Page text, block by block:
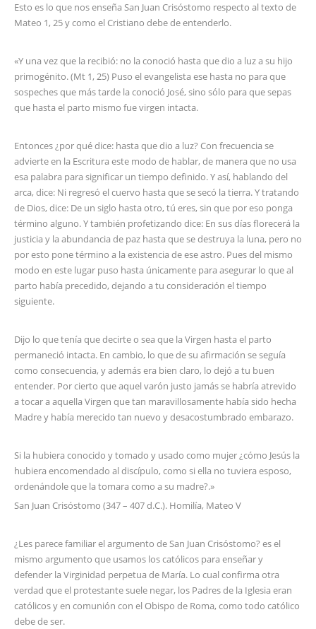
Esto es lo que nos enseña San Juan Crisóstomo respecto al texto de
Mateo 1, 25 y como el Cristiano debe de entenderlo.
«Y una vez que la recibió: no la conoció hasta que dio a luz a su hijo
primogénito. (Mt 1, 25) Puso el evangelista ese hasta no para que
sospeches que más tarde la conoció José, sino sólo para que sepas
que hasta el parto mismo fue virgen intacta.
Entonces ¿por qué dice: hasta que dio a luz? Con frecuencia se
advierte en la Escritura este modo de hablar, de manera que no usa
esa palabra para significar un tiempo definido. Y así, hablando del
arca, dice: Ni regresó el cuervo hasta que se secó la tierra. Y tratando
de Dios, dice: De un siglo hasta otro, tú eres, sin que por eso ponga
término alguno. Y también profetizando dice: En sus días florecerá la
justicia y la abundancia de paz hasta que se destruya la luna, pero no
por esto pone término a la existencia de ese astro. Pues del mismo
modo en este lugar puso hasta únicamente para asegurar lo que al
parto había precedido, dejando a tu consideración el tiempo
siguiente.
Dijo lo que tenía que decirte o sea que la Virgen hasta el parto
permaneció intacta. En cambio, lo que de su afirmación se seguía
como consecuencia, y además era bien claro, lo dejó a tu buen
entender. Por cierto que aquel varón justo jamás se habría atrevido
a tocar a aquella Virgen que tan maravillosamente había sido hecha
Madre y había merecido tan nuevo y desacostumbrado embarazo.
Si la hubiera conocido y tomado y usado como mujer ¿cómo Jesús la
hubiera encomendado al discípulo, como si ella no tuviera esposo,
ordenándole que la tomara como a su madre?.»
San Juan Crisóstomo (347 – 407 d.C.). Homilía, Mateo V
¿Les parece familiar el argumento de San Juan Crisóstomo? es el
mismo argumento que usamos los católicos para enseñar y
defender la Virginidad perpetua de María. Lo cual confirma otra
verdad que el protestante suele negar, los Padres de la Iglesia eran
católicos y en comunión con el Obispo de Roma, como todo católico
debe de ser.